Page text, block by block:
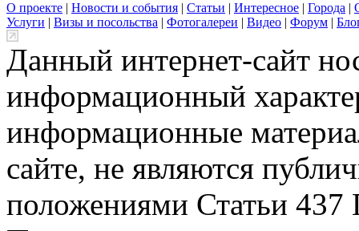
О проекте | Новости и события | Статьи | Интересное | Города |
Услуги | Визы и посольства | Фотогалереи | Видео | Форум |
Данный интернет-сайт
информационный
информационные
сайте, не являются
положениями Статьи 437